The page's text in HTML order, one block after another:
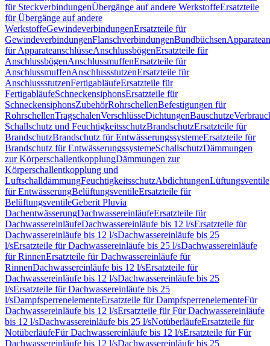
für SteckverbindungenÜbergänge auf andere WerkstoffeErsatzteile
für Übergänge auf andere
WerkstoffeGewindeverbindungenErsatzteile für
GewindeverbindungenFlanschverbindungenBundbüchsen
für ApparateanschlüsseAnschlussbögenErsatzteile für
AnschlussbögenAnschlussmuffenErsatzteile für
AnschlussmuffenAnschlussstutzenErsatzteile für
AnschlussstutzenFertigabläufeErsatzteile für
FertigabläufeSchneckensiphonsErsatzteile für
SchneckensiphonsZubehörRohrschellenBefestigungen für
RohrschellenTragschalenVerschlüsseDichtungenBauschutze
Schallschutz und FeuchtigkeitsschutzBrandschutzErsatzteile für
BrandschutzBrandschutz für EntwässerungssystemeErsatzteile für
Brandschutz für EntwässerungssystemeSchallschutzDämmungen
zur KörperschallentkopplungDämmungen zur
Körperschallentkopplung und
LuftschalldämmungFeuchtigkeitsschutzAbdichtungenLüftungsventile
für EntwässerungBelüftungsventileErsatzteile für
BelüftungsventileGeberit Pluvia
DachentwässerungDachwassereinläufeErsatzteile für
DachwassereinläufeDachwassereinläufe bis 12 l/sErsatzteile für
Dachwassereinläufe bis 12 l/sDachwassereinläufe bis 25
l/sErsatzteile für Dachwassereinläufe bis 25 l/sDachwassereinläufe
für RinnenErsatzteile für Dachwassereinläufe für
RinnenDachwassereinläufe bis 12 l/sErsatzteile für
Dachwassereinläufe bis 12 l/sDachwassereinläufe bis 25
l/sErsatzteile für Dachwassereinläufe bis 25
l/sDampfsperrenelementeErsatzteile für DampfsperrenelementeFür
Dachwassereinläufe bis 12 l/sErsatzteile für Für Dachwassereinläufe
bis 12 l/sDachwassereinläufe bis 25 l/sNotüberläufeErsatzteile für
NotüberläufeFür Dachwassereinläufe bis 12 l/sErsatzteile für Für
Dachwassereinläufe bis 12 l/sDachwassereinläufe bis 25